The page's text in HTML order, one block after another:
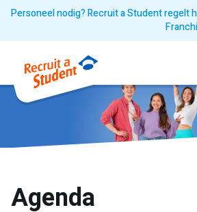
Personeel nodig? Recruit a Student regelt
Agenda